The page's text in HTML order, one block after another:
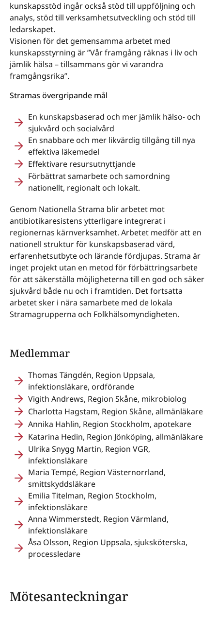
kunskapsstöd ingår också stöd till uppföljning och
analys, stöd till verksamhetsutveckling och stöd till
ledarskapet.
Visionen för det gemensamma arbetet med
kunskapsstyrning är ”Vår framgång räknas i liv och
jämlik hälsa – tillsammans gör vi varandra
framgångsrika”.
Stramas övergripande mål
En kunskapsbaserad och mer jämlik hälso- och
sjukvård och socialvård
En snabbare och mer likvärdig tillgång till nya
effektiva läkemedel
Effektivare resursutnyttjande
Förbättrat samarbete och samordning
nationellt, regionalt och lokalt.
Genom Nationella Strama blir arbetet mot
antibiotikaresistens ytterligare integrerat i
regionernas kärnverksamhet. Arbetet medför att en
nationell struktur för kunskapsbaserad vård,
erfarenhetsutbyte och lärande fördjupas. Strama är
inget projekt utan en metod för förbättringsarbete
för att säkerställa möjligheterna till en god och säker
sjukvård både nu och i framtiden. Det fortsatta
arbetet sker i nära samarbete med de lokala
Stramagrupperna och Folkhälsomyndigheten.
Medlemmar
Thomas Tängdén, Region Uppsala,
infektionsläkare, ordförande
Vigith Andrews, Region Skåne, mikrobiolog
Charlotta Hagstam, Region Skåne, allmänläkare
Annika Hahlin, Region Stockholm, apotekare
Katarina Hedin, Region Jönköping, allmänläkare
Ulrika Snygg Martin, Region VGR,
infektionsläkare
Maria Tempé, Region Västernorrland,
smittskyddsläkare
Emilia Titelman, Region Stockholm,
infektionsläkare
Anna Wimmerstedt, Region Värmland,
infektionsläkare
Åsa Olsson, Region Uppsala, sjuksköterska,
processledare
Mötesanteckningar